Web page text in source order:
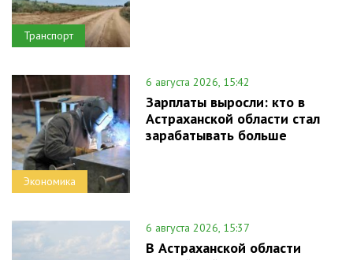
Транспорт
Экономика
6 августа 2026, 15:42
Зарплаты выросли: кто в
Астраханской области стал
зарабатывать больше
6 августа 2026, 15:37
В Астраханской области